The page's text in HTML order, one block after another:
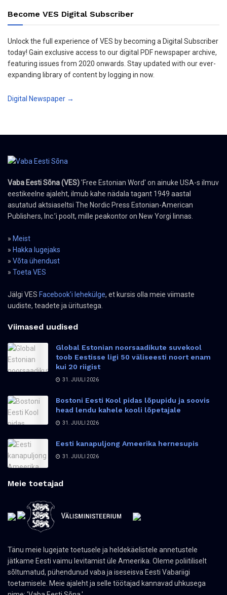
Become VES Digital Subscriber
Unlock the full experience of VES by becoming a Digital Subscriber
today! Gain exclusive access to our digital PDF newspaper archive,
featuring issues from 2020 onwards. Stay updated with our ever-
expanding library of content by logging in now.
Digital Newspaper →
Vaba Eesti Sõna (VES)'Free Estonian Word' on ainuke USA-s ilmuv
eestikeelne ajaleht, ilmub kahe nädala tagant 1949 aastal
asutatud aktsiaseltsi The Nordic Press Estonian-American
Publishers, Inc.’i poolt, mille peakontor on New Yorgi linnas.
» Meist
» Hakka lugejaks
» Võta ühendust
» Toeta VES
Jälgi VES Facebook'i lehekülge, et kursis olla meie viimaste
uudiste, teadete ja üritustega.
Viimased uudised
Global Estonian noorsaadikute suvekool
toob Eestisse ligi 50 väliseesti noort enam
kui 20 riigist
31. JUULI 2026
Bostoni Eesti Kool pidas lõpupidu ja soovis
head lendu kahele kooli lõpetajale
31. JUULI 2026
Eesti kanapuljong Ameerika hernesupis
31. JUULI 2026
Meie toetajad
Tänu meie lugejate toetusele ja heldekäelistele annetustele
jätkame Eesti vaimu levitamist üle Ameerika. Oleme poliitiliselt
sõltumatud, pühendunud vaba ja iseseisva Eesti Vabariigi
toetamisele. Meie ajaleht ja selle töötajad kannavad uhkusega